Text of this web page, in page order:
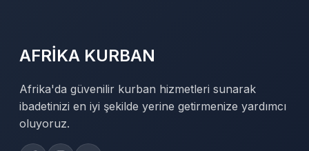
AFRİKA KURBAN
Afrika'da güvenilir kurban hizmetleri sunarak
ibadetinizi en iyi şekilde yerine getirmenize yardımcı
oluyoruz.